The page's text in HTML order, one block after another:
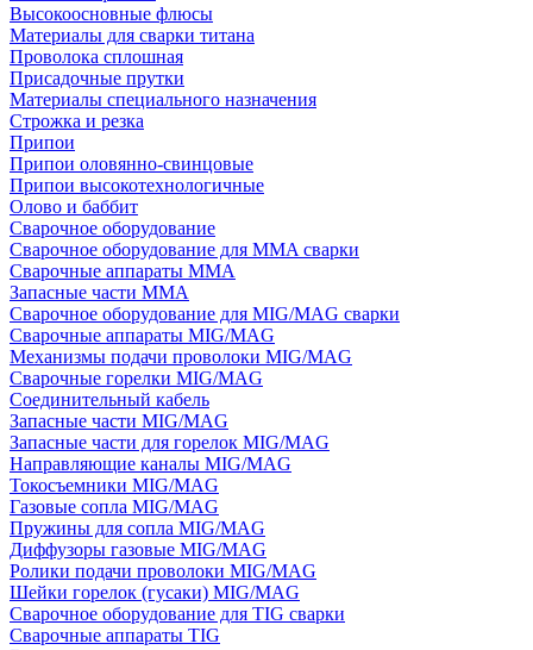
Высокоосновные флюсы
Материалы для сварки титана
Проволока сплошная
Присадочные прутки
Материалы специального назначения
Строжка и резка
Припои
Припои оловянно-свинцовые
Припои высокотехнологичные
Олово и баббит
Сварочное оборудование
Сварочное оборудование для MMA сварки
Сварочные аппараты MMA
Запасные части MMA
Сварочное оборудование для MIG/MAG сварки
Сварочные аппараты MIG/MAG
Механизмы подачи проволоки MIG/MAG
Сварочные горелки MIG/MAG
Соединительный кабель
Запасные части MIG/MAG
Запасные части для горелок MIG/MAG
Направляющие каналы MIG/MAG
Токосъемники MIG/MAG
Газовые сопла MIG/MAG
Пружины для сопла MIG/MAG
Диффузоры газовые MIG/MAG
Ролики подачи проволоки MIG/MAG
Шейки горелок (гусаки) MIG/MAG
Сварочное оборудование для TIG сварки
Сварочные аппараты TIG